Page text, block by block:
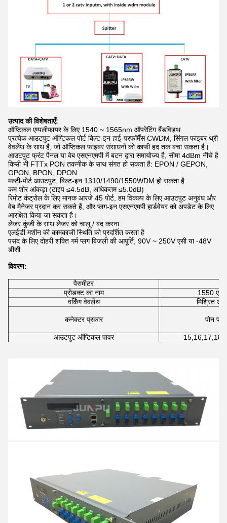
उत्पाद की विशेषताएँ:
ऑप्टिकल एम्पलीफायर के लिए 1540 ~ 1565nm ऑपरेटिंग बैंडविड्थ
प्रत्येक आउटपुट ऑप्टिकल पोर्ट बिल्ट-इन हाई-परफॉर्मेंस CWDM, सिंगल फाइबर थ्री
वेवलेंथ के साथ है, जो ऑप्टिकल फाइबर संसाधनों को काफी हद तक बचा सकता है।
आउटपुट फ्रंट पैनल या वेब एसएनएमपी में बटन द्वारा समायोज्य है, सीमा 4dBm नीचे है
किसी भी FTTx PON तकनीक के साथ संगत हो सकता है: EPON / GEPON,
GPON, BPON, DPON
मल्टी-पोर्ट आउटपुट, बिल्ट-इन 1310/1490/1550WDM हो सकता है
कम शोर आंकड़ा (टाइप ≤4.5dB, अधिकतम ≤5.0dB)
रिमोट कंट्रोल के लिए मानक आरजे 45 पोर्ट, हम विकल्प के लिए आउटपुट अनुबंध और
वेब मैनेजर प्रदान कर सकते हैं, और प्लग-इन एसएनएमपी हार्डवेयर को अपडेट के लिए
आरक्षित किया जा सकता है।
लेजर कुंजी के साथ लेजर को चालू / बंद करना
एलईडी मशीन की कामकाजी स्थिति को प्रदर्शित करता है
पसंद के लिए दोहरी शक्ति गर्म प्लग बिजली की आपूर्ति, 90V ~ 250V एसी या -48V
डीसी
विवरण:
पैरामीटर
प्रोडक्ट का नाम
1550
वर्किंग वेवलेंथ
मिश्रित
कनेक्टर प्रकार
पोन
आउटपुट ऑप्टिकल पावर